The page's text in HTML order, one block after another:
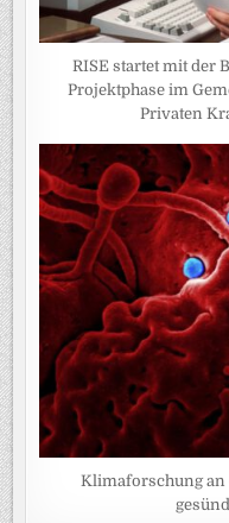
RISE startet mit der
Projektphase im
Privaten
Klimaforschung